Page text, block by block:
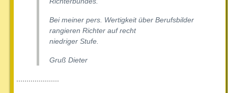
Bei meiner pers. Wertigkeit über Berufsbilder
rangieren Richter auf recht
niedriger Stufe.
Gruß Dieter